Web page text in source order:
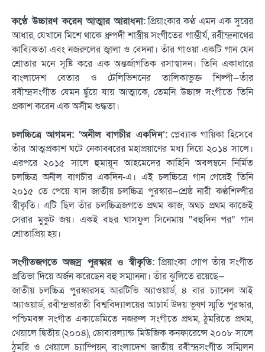
কণ্ঠে উচ্চারণ করেন আত্মার আরাধনা:প্রিয়াংকার কণ্ঠ এমন এক সুরের
আধার, যেখানে মিশে থাকে ধ্রুপদী শাস্ত্রীয় সংগীতের গাম্ভীর্য, রবীন্দ্রনাথের
কাব্যিকতা এবং নজরুলের জ্বালা ও বেদনা। তাঁর গাওয়া একটি গান যেন
শ্রোতার মনে সৃষ্টি করে এক অন্তর্জাগতিক রসাস্বাদন। তিনি একাধারে
বাংলাদেশ বেতার ও টেলিভিশনের তালিকাভুক্ত শিল্পী—তাঁর
রবীন্দ্রসংগীত যেমন ছুঁয়ে যায় আত্মাকে, তেমনি উচ্চাঙ্গ সংগীতে তিনি
প্রকাশ করেন এক অসীম শুদ্ধতা।
চলচ্চিত্রে আগমন: ‘অনীল বাগচীর একদিন’:প্লেব্যাক গায়িকা হিসেবে
তাঁর আত্মপ্রকাশ ঘটে নেকাব্বরের মহাপ্রয়াণের মধ্য দিয়ে ২০১৪ সালে।
এরপরে ২০১৫ সালে হুমায়ূন আহমেদের কাহিনি অবলম্বনে নির্মিত
চলচ্চিত্র অনীল বাগচীর একদিন-এ। এই চলচ্চিত্রে গান গেয়েই তিনি
২০১৫ তে পেয়ে যান জাতীয় চলচ্চিত্র পুরস্কার—শ্রেষ্ঠ নারী কণ্ঠশিল্পীর
স্বীকৃতি। এটি ছিল তাঁর চলচ্চিত্রজগতে প্রথম কাজ, অথচ প্রথম কাজেই
সেরার মুকুট জয়। এক‌ই বছর ঘাসফুল সিনেমায় “বহুদিন পর” গান
শ্রোতাপ্রিয় হয়।
সংগীতজগতে অজস্র পুরস্কার ও স্বীকৃতি: প্রিয়াংকা গোপ তাঁর সংগীত
প্রতিভা দিয়ে অর্জন করেছেন বহু সম্মাননা। তাঁর ঝুলিতে রয়েছে—
জাতীয় চলচ্চিত্র পুরস্কারসহ আরটিভি অ্যাওয়ার্ড, ৪ বার চ্যানেল আই
অ্যাওয়ার্ড, রবীন্দ্রভারতী বিশ্ববিদ্যালয়ের আচার্য উদয় ভূষণ স্মৃতি পুরস্কার,
পশ্চিমবঙ্গ সংগীত একাডেমিতে নজরুল সংগীতে প্রথম, ঠুমরিতে প্রথম,
খেয়ালে দ্বিতীয় (২০০৪), ডোবারল্যান্ড মিউজিক কনফারেন্সে ২০০৮ সালে
ঠুমরি ও খেয়ালে চ্যাম্পিয়ন, বাংলাদেশ জাতীয় রবীন্দ্রসংগীত সম্মিলন